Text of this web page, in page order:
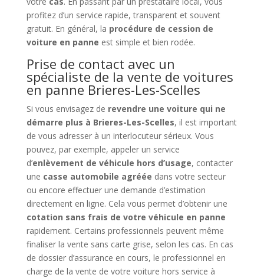
profitez d’un service rapide, transparent et souvent
gratuit. En général, la procédure de cession de
voiture en panne est simple et bien rodée.
Prise de contact avec un
spécialiste de la vente de voitures
en panne Brieres-Les-Scelles
Si vous envisagez de revendre une voiture qui ne
démarre plus à Brieres-Les-Scelles, il est important
de vous adresser à un interlocuteur sérieux. Vous
pouvez, par exemple, appeler un service
d’enlèvement de véhicule hors d’usage, contacter
une casse automobile agréée dans votre secteur
ou encore effectuer une demande d’estimation
directement en ligne. Cela vous permet d’obtenir une
cotation sans frais de votre véhicule en panne
rapidement. Certains professionnels peuvent même
finaliser la vente sans carte grise, selon les cas. En cas
de dossier d’assurance en cours, le professionnel en
charge de la vente de votre voiture hors service à